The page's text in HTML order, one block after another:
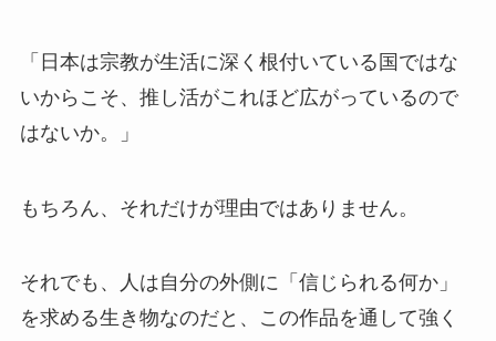
「日本は宗教が生活に深く根付いている国ではな
いからこそ、推し活がこれほど広がっているので
はないか。」
もちろん、それだけが理由ではありません。
それでも、人は自分の外側に「信じられる何か」
を求める生き物なのだと、この作品を通して強く